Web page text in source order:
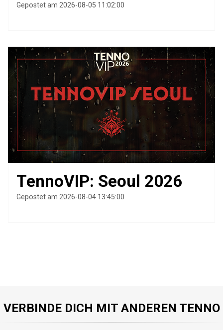
Gepostet am 2026-08-05 11:02:00
TennoVIP: Seoul 2026
Gepostet am 2026-08-04 13:45:00
VERBINDE DICH MIT ANDEREN TENNO